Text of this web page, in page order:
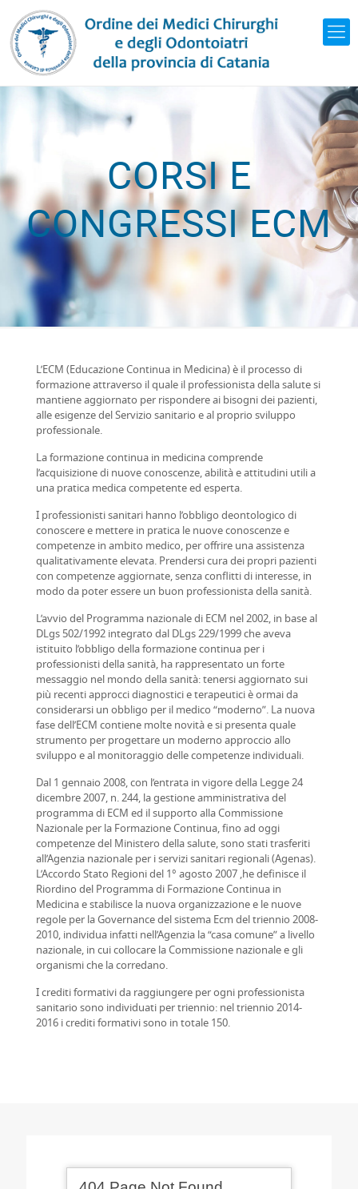
CORSI E
CONGRESSI ECM
L’ECM (Educazione Continua in Medicina) è il processo di
formazione attraverso il quale il professionista della salute si
mantiene aggiornato per rispondere ai bisogni dei pazienti,
alle esigenze del Servizio sanitario e al proprio sviluppo
professionale.
La formazione continua in medicina comprende
l’acquisizione di nuove conoscenze, abilità e attitudini utili a
una pratica medica competente ed esperta.
I professionisti sanitari hanno l’obbligo deontologico di
conoscere e mettere in pratica le nuove conoscenze e
competenze in ambito medico, per offrire una assistenza
qualitativamente elevata. Prendersi cura dei propri pazienti
con competenze aggiornate, senza conflitti di interesse, in
modo da poter essere un buon professionista della sanità.
L’avvio del Programma nazionale di ECM nel 2002, in base al
DLgs 502/1992 integrato dal DLgs 229/1999 che aveva
istituito l’obbligo della formazione continua per i
professionisti della sanità, ha rappresentato un forte
messaggio nel mondo della sanità: tenersi aggiornato sui
più recenti approcci diagnostici e terapeutici è ormai da
considerarsi un obbligo per il medico “moderno”. La nuova
fase dell’ECM contiene molte novità e si presenta quale
strumento per progettare un moderno approccio allo
sviluppo e al monitoraggio delle competenze individuali.
Dal 1 gennaio 2008, con l’entrata in vigore della Legge 24
dicembre 2007, n. 244, la gestione amministrativa del
programma di ECM ed il supporto alla Commissione
Nazionale per la Formazione Continua, fino ad oggi
competenze del Ministero della salute, sono stati trasferiti
all’Agenzia nazionale per i servizi sanitari regionali (Agenas).
L’Accordo Stato Regioni del 1° agosto 2007 ,he definisce il
Riordino del Programma di Formazione Continua in
Medicina e stabilisce la nuova organizzazione e le nuove
regole per la Governance del sistema Ecm del triennio 2008-
2010, individua infatti nell’Agenzia la “casa comune” a livello
nazionale, in cui collocare la Commissione nazionale e gli
organismi che la corredano.
I crediti formativi da raggiungere per ogni professionista
sanitario sono individuati per triennio: nel triennio 2014-
2016 i crediti formativi sono in totale 150.